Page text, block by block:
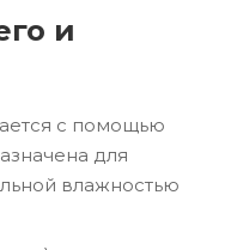
и
с помощью
для
влажностью